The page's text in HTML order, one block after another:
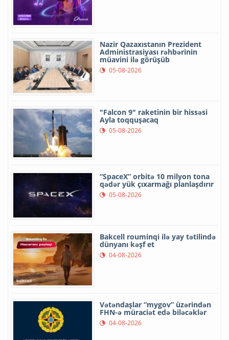
Nazir Qazaxıstanın Prezident
Administrasiyası rəhbərinin
müavini ilə görüşüb
05-08-2026
"Falcon 9" raketinin bir hissəsi
Ayla toqquşacaq
05-08-2026
“SpaceX” orbitə 10 milyon tona
qədər yük çıxarmağı planlaşdırır
05-08-2026
Bakcell rouminqi ilə yay tətilində
dünyanı kəşf et
04-08-2026
Vətəndaşlar “mygov” üzərindən
FHN-ə müraciət edə biləcəklər
04-08-2026